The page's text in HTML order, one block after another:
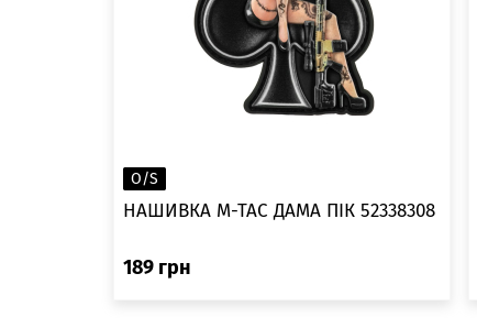
O/S
НАШИВКА M-TAC ДАМА ПІК 52338308
189 грн